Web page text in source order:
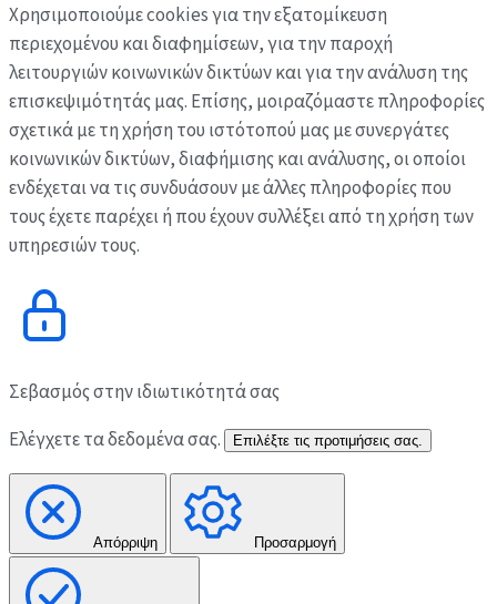
Χρησιμοποιούμε cookies για την εξατομίκευση
περιεχομένου και διαφημίσεων, για την παροχή
λειτουργιών κοινωνικών δικτύων και για την ανάλυση της
επισκεψιμότητάς μας. Επίσης, μοιραζόμαστε πληροφορίες
σχετικά με τη χρήση του ιστότοπού μας με συνεργάτες
κοινωνικών δικτύων, διαφήμισης και ανάλυσης, οι οποίοι
ενδέχεται να τις συνδυάσουν με άλλες πληροφορίες που
τους έχετε παρέχει ή που έχουν συλλέξει από τη χρήση των
υπηρεσιών τους.
Σεβασμός στην ιδιωτικότητά σας
Ελέγχετε τα δεδομένα σας.
Επιλέξτε τις προτιμήσεις σας.
Απόρριψη Προσαρμογή